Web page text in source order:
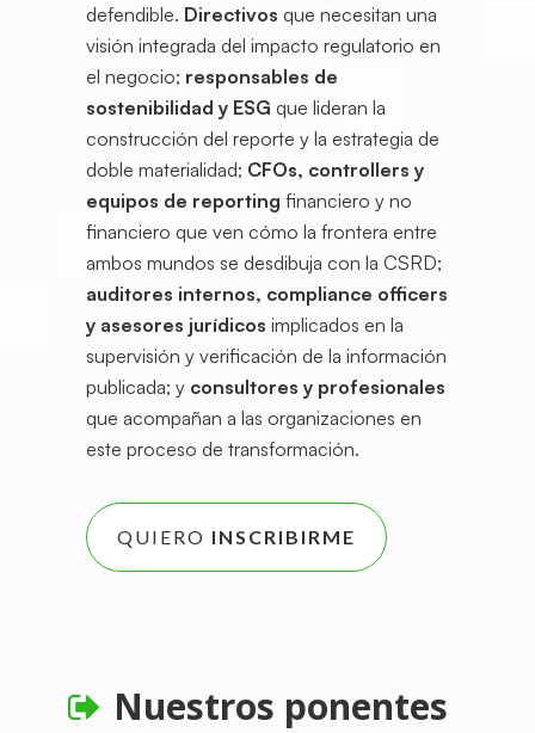
defendible. Directivos que necesitan una
visión integrada del impacto regulatorio en
el negocio; responsables de
sostenibilidad y ESG que lideran la
construcción del reporte y la estrategia de
doble materialidad; CFOs, controllers y
equipos de reporting financiero y no
financiero que ven cómo la frontera entre
ambos mundos se desdibuja con la CSRD;
auditores internos, compliance officers
y asesores jurídicos implicados en la
supervisión y verificación de la información
publicada; y consultores y profesionales
que acompañan a las organizaciones en
este proceso de transformación.
QUIERO INSCRIBIRME
Nuestros ponentes